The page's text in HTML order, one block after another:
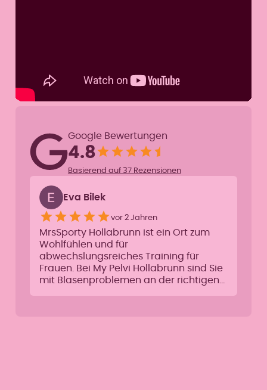
Google Bewertungen
4.8
Basierend auf 37 Rezensionen
Eva Bilek
vor 2 Jahren
MrsSporty Hollabrunn ist ein Ort zum
Wohlfühlen und für
abwechslungsreiches Training für
Frauen. Bei My Pelvi Hollabrunn sind Sie
mit Blasenproblemen an der richtigen…